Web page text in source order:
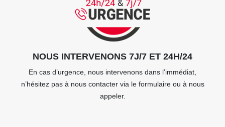
NOUS INTERVENONS 7J/7 ET 24H/24
En cas d’urgence, nous intervenons dans l’immédiat,
n’hésitez pas à nous contacter via le formulaire ou à nous
appeler.